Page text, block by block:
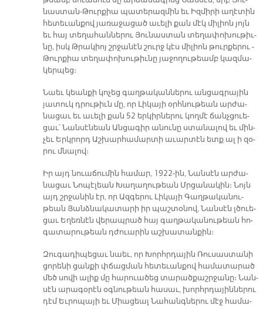
նաս­տան-­Թուր­քիա պա­տե­րազ­մին եւ Իզ­մի­րի ա­ղէ­տին
հե­տե­ւան­քով յա­ռա­ջա­ցած ա­ւե­լի քան մէկ մի­լիոն յոյն
եւ հայ տե­ղա­հան­նե­րու ­Յու­նաս­տան տե­ղա­փո­խու­թիւ­
նը, իսկ Թ­­րա­կիոյ շրջա­նէն շուրջ կէս մի­լիոն թուր­քե­րու ­
Թուր­քիա տե­ղա­փո­խու­թիւ­նը յա­ջո­ղու­թեամբ կազ­մա­
կեր­պեց։
Նաեւ կեան­քի կո­չեց գաղ­թա­կան­նե­րու ան­ցագ­րա­յին
յա­տուկ դրու­թիւն մը, որ ­Լի­կա­յի օրհ­նու­թեան ար­ժա­
նա­ցաւ եւ ա­ւե­լի քան 52 եր­կիր­նե­րու կող­մէ ճանչ­ցո­ւե­
ցաւ՝ Նան­սէ­նեան Ան­ցա­գիր ա­նու­նը ստա­նա­լով եւ մին­
չեւ Երկ­րորդ Աշ­խար­հա­մար­տի ա­ւար­տէն ետք ալ ի զօ­
րու մնա­լով։
Իր այդ նո­ւա­ճու­մին հա­մար, 1922-ին, ­Նան­սէն ար­ժա­
նա­ցաւ Նո­պէ­լեան ­Խա­ղա­ղու­թեան Մր­­ցա­նա­կին։ Նոյն
այդ շրջա­նին էր, որ Ազ­գե­րու ­Լի­կա­յի ­Գաղ­թա­կա­նու­
թեան ­Յանձ­նա­կա­տա­րի իր պաշ­տօ­նով, ­Նան­սէն լծո­ւե­
ցաւ Ե­ղեռ­նէն վե­րապ­րած հայ գաղ­թա­կա­նու­թեան հո­
գա­տա­րու­թեան դժո­ւա­րին աշ­խա­տան­քին։
Զու­գա­դի­պե­ցաւ նաեւ, որ Խորհր­դա­յին ­Ռու­սաս­տա­նի
ցո­րե­նի ցան­քի փճաց­ման հե­տե­ւան­քով հա­մա­տա­րած
մեծ սո­վի ա­լիք մը հա­րո­ւա­ծեց տա­րա­ծքաշր­ջա­նը։ Նան­
սէն ա­րա­գօ­րէն օգ­նու­թեան հա­սաւ, խորհր­դա­յին­նե­րու
դէմ Եւ­րո­պա­յի եւ Միացեալ Նա­հանգ­նե­րու մէջ հա­մա­